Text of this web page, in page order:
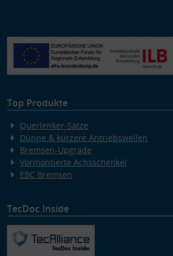
Top Produkte
Querlenker-Sätze
Dünne & kürzere Antriebswellen
Bremsen-Upgrade
Vormontierte Achsschenkel
EBC Bremsen
TecDoc Inside